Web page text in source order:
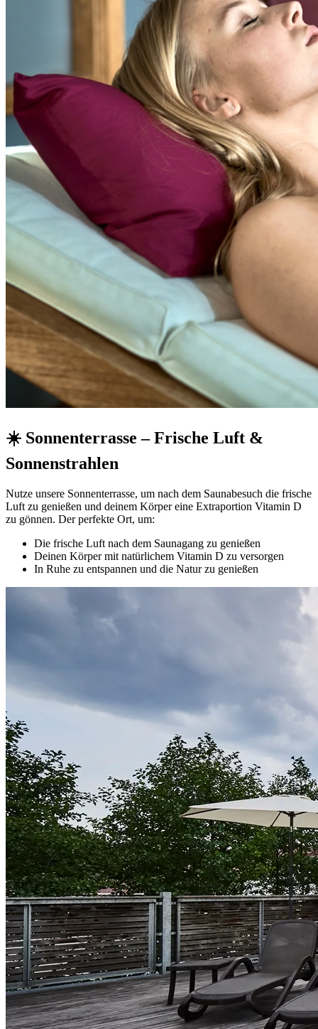
☀️ Sonnenterrasse – Frische Luft &
Sonnenstrahlen
Nutze unsere Sonnenterrasse, um nach dem Saunabesuch die frische
Luft zu genießen und deinem Körper eine Extraportion Vitamin D
zu gönnen. Der perfekte Ort, um:
Die frische Luft nach dem Saunagang zu genießen
Deinen Körper mit natürlichem Vitamin D zu versorgen
In Ruhe zu entspannen und die Natur zu genießen